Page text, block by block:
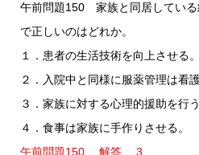
午前問題150 家族と同居している
で正しいのはどれか。
１．患者の生活技術を向上させる。
２．入院中と同様に服薬管理は看
３．家族に対する心理的援助を行う
４．食事は家族に手作りさせる。
午前問題150 解答 3